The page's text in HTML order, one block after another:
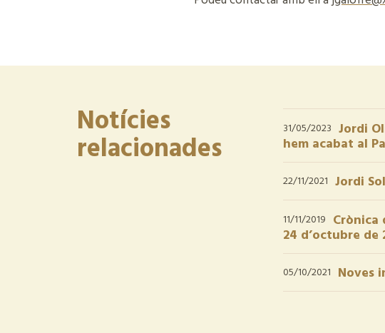
Notícies
relacionades
31/05/2023 Jordi
hem acabat al
22/11/2021 Jordi
11/11/2019 Crònica
24 d’octubre de
05/10/2021 Noves